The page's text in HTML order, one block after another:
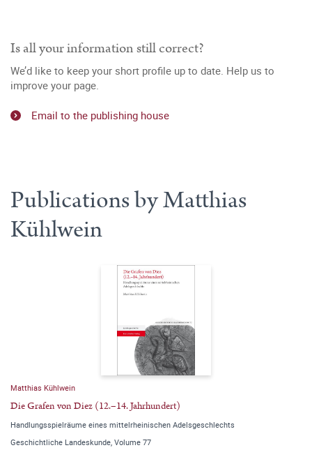
Is all your information still correct?
We’d like to keep your short profile up to date. Help us to
improve your page.
Email to the publishing house
Publications by Matthias
Kühlwein
Matthias Kühlwein
Die Grafen von Diez (12.–14. Jahrhundert)
Handlungsspielräume eines mittelrheinischen Adelsgeschlechts
Geschichtliche Landeskunde, Volume 77